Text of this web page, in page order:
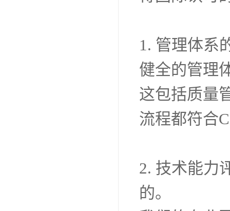
深圳市臻达
力于为客户
我们的服务
得国际认可
1. 管理体系
健全的管理